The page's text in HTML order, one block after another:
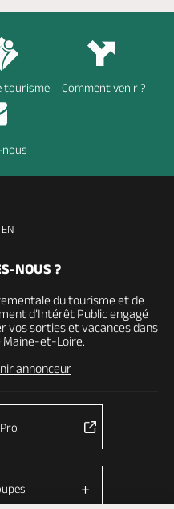
tourisme Comment venir ?
nous
EN
NOUS ?
du tourisme et de
d’Intérêt Public engagé
vos sorties et vacances dans
Maine-et-Loire.
annonceur